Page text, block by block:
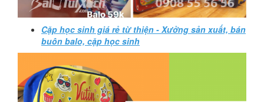
Cặp học sinh giá rẻ từ thiện - Xưởng sản xuất, bán
buôn balo, cặp học sinh